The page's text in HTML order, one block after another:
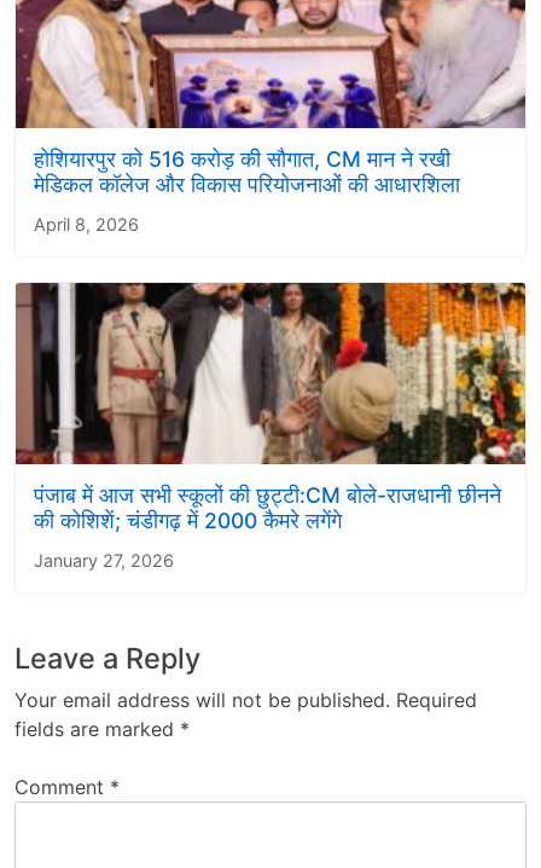
होशियारपुर को 516 करोड़ की सौगात, CM मान ने रखी
मेडिकल कॉलेज और विकास परियोजनाओं की आधारशिला
April 8, 2026
पंजाब में आज सभी स्कूलों की छुट्टी:CM बोले-राजधानी छीनने
की कोशिशें; चंडीगढ़ में 2000 कैमरे लगेंगे
January 27, 2026
Leave a Reply
Your email address will not be published. Required
fields are marked *
Comment *